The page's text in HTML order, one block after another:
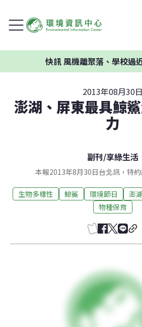
快訊風機離聚落、學校過近
2013年08月30日
澎湖、屏東最具鯨
力
副刊/享綠生活
本報2013年8月30日台北訊，特
生物多樣性 鯨鯊 環境節日 澎
物種保育